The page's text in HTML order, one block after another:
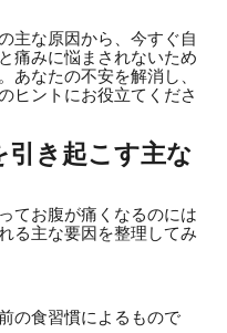
主な原因から、今すぐ自
痛みに悩まされないため
あなたの不安を解消し、
ヒントにお役立てくださ
引き起こす主な
てお腹が痛くなるのには
る主な要因を整理してみ
の食習慣によるもので